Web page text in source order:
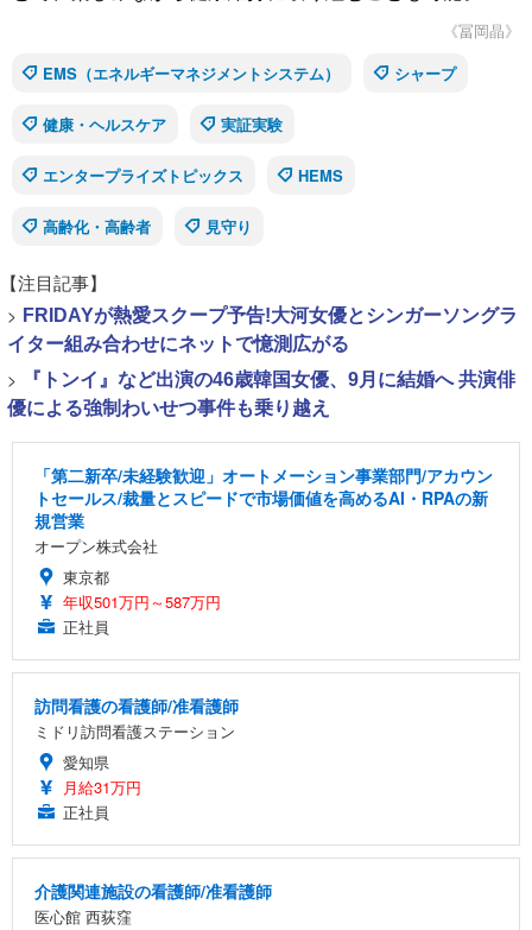
《冨岡晶》
EMS（エネルギーマネジメントシステム）
シャープ
健康・ヘルスケア 実証実験
エンタープライズトピックス HEMS
高齢化・高齢者 見守り
【注目記事】
> FRIDAYが熱愛スクープ予告!大河女優とシンガーソングラ
イター組み合わせにネットで憶測広がる
>
『トンイ』など出演の46歳韓国女優、9月に結婚へ 共演俳
優による強制わいせつ事件も乗り越え
「第二新卒/未経験歓迎」オートメーション事業部門/アカウン
トセールス/裁量とスピードで市場価値を高めるAI・RPAの新
規営業
オープン株式会社
東京都
年収501万円～587万円
正社員
訪問看護の看護師/准看護師
ミドリ訪問看護ステーション
愛知県
月給31万円
正社員
介護関連施設の看護師/准看護師
医心館 西荻窪